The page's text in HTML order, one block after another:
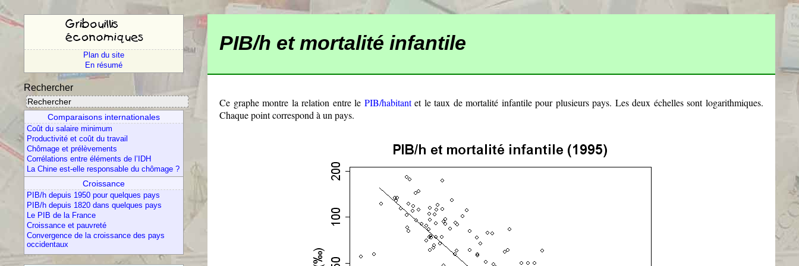
Plan du site
En résumé
Rechercher
Comparaisons internationales
Coût du salaire minimum
Productivité et coût du travail
Chômage et prélèvements
Corrélations entre éléments de l’IDH
La Chine est-elle responsable du chômage ?
Croissance
PIB/h depuis 1950 pour quelques pays
PIB/h depuis 1820 dans quelques pays
Le PIB de la France
Croissance et pauvreté
Convergence de la croissance des pays
occidentaux
PIB/h et mortalité infantile
Ce graphe montre la relation entre le PIB/habitantet le taux de mortalité infantile pour plusieurs pays. Les deux échelles sont logarithmiques.
Chaque point correspond à un pays.